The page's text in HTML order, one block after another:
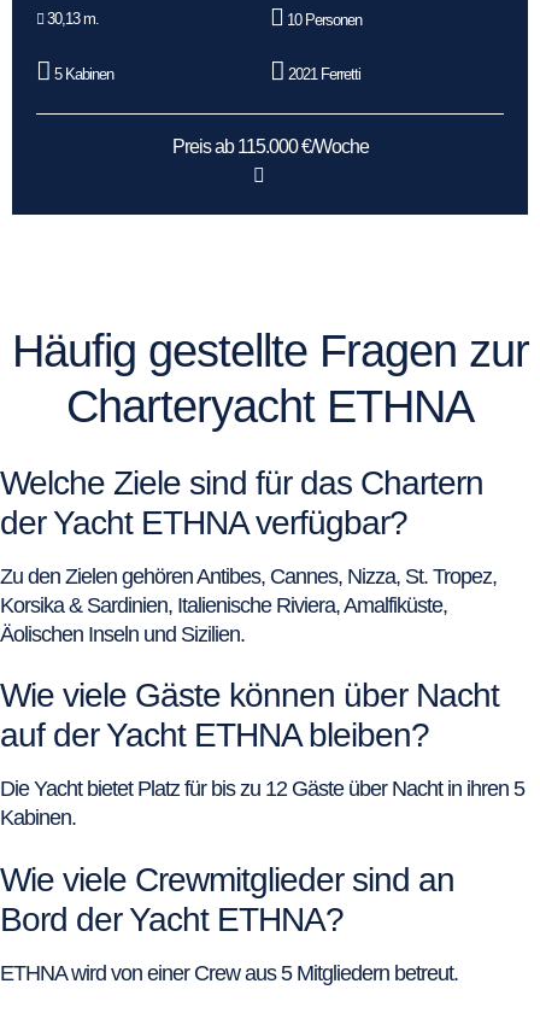
30,13 m. 10 Personen
5 Kabinen 2021 Ferretti
Preis ab 115.000 €/Woche
Häufig gestellte Fragen zur
Charteryacht ETHNA
Welche Ziele sind für das Chartern
der Yacht ETHNA verfügbar?
Zu den Zielen gehören Antibes, Cannes, Nizza, St. Tropez,
Korsika & Sardinien, Italienische Riviera, Amalfiküste,
Äolischen Inseln und Sizilien.
Wie viele Gäste können über Nacht
auf der Yacht ETHNA bleiben?
Die Yacht bietet Platz für bis zu 12 Gäste über Nacht in ihren 5
Kabinen.
Wie viele Crewmitglieder sind an
Bord der Yacht ETHNA?
ETHNA wird von einer Crew aus 5 Mitgliedern betreut.